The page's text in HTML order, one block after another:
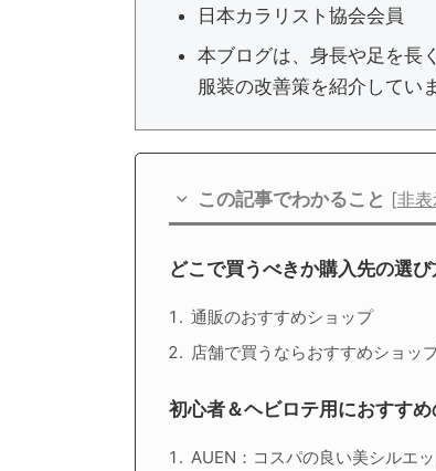
日本カラリスト協会会員
本ブログは、身長や足を長
服装の改善策を紹介してい
この記事でわかること [非
どこで買うべきか購入先の選び
通販のおすすめショップ
店舗で買うならおすすめショッ
初心者＆ヘビロテ用におすす
AUEN：コスパの良い美シルエ